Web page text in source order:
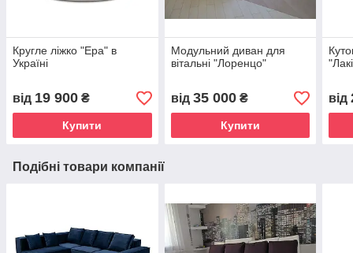
Кругле ліжко "Ера" в
Україні
від 19 900 ₴
Купити
Модульний диван для
вітальні "Лоренцо"
від 35 000₴
Купити
від
Подібні товари компанії